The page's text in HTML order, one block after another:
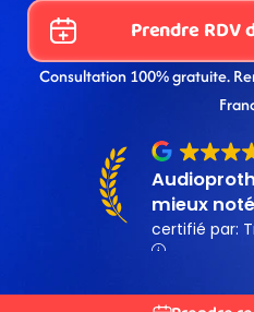
Prendre RDV
Consultation 100% gratuite.